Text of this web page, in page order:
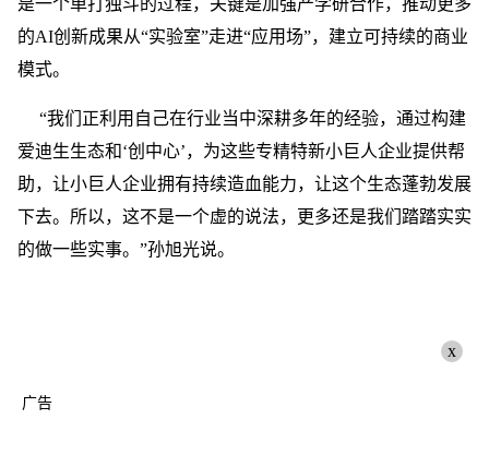
是一个单打独斗的过程，关键是加强产学研合作，推动更多
的AI创新成果从“实验室”走进“应用场”，建立可持续的商业
模式。
“我们正利用自己在行业当中深耕多年的经验，通过构建
爱迪生生态和‘创中心’，为这些专精特新小巨人企业提供帮
助，让小巨人企业拥有持续造血能力，让这个生态蓬勃发展
下去。所以，这不是一个虚的说法，更多还是我们踏踏实实
的做一些实事。”孙旭光说。
x
广告